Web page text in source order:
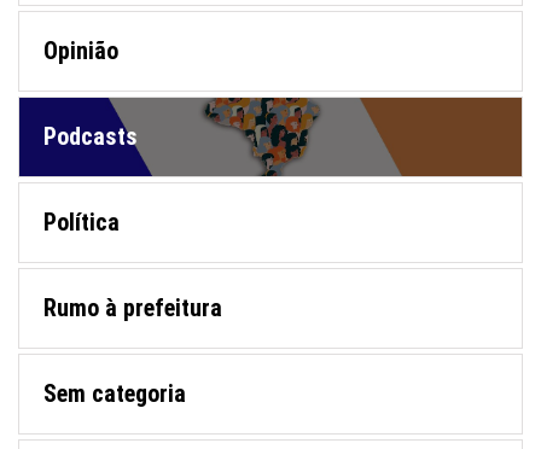
Opinião
Podcasts
Política
Rumo à prefeitura
Sem categoria